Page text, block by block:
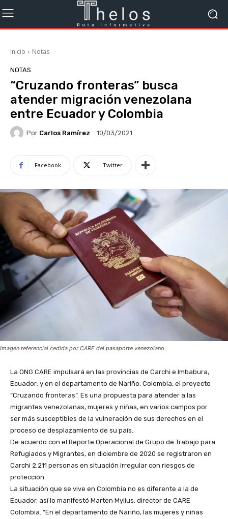
Inicio Notas
NOTAS
“Cruzando fronteras” busca
atender migración venezolana
entre Ecuador y Colombia
Por Carlos Ramírez 10/03/2021
Facebook Twitter
Imagen referencial cedida por CARE del pasaporte venezolano.
La ONG CARE impulsará en las provincias de Carchi e Imbabura,
Ecuador; y en el departamento de Nariño, Colombia, el proyecto
“Cruzando fronteras”. Es una propuesta para atender a las
migrantes venezolanas, mujeres y niñas, en varios campos por
ser más susceptibles de la vulneración de sus derechos en el
proceso de desplazamiento de su país.
De acuerdo con el Reporte Operacional de Grupo de Trabajo para
Refugiados y Migrantes, en diciembre de 2020 se registraron en
Carchi 2.211 personas en situación irregular con riesgos de
protección.
La situación que se vive en Colombia no es diferente a la de
Ecuador, así lo manifestó Marten Mylius, director de CARE
Colombia. “En el departamento de Nariño, las mujeres y niñas